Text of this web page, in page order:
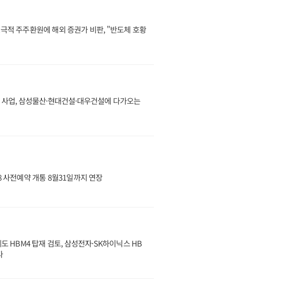
적 주주환원에 해외 증권가 비판, "반도체 호황
업, 삼성물산·현대건설·대우건설에 다가오는
전예약 개통 8월31일까지 연장
HBM4 탑재 검토, 삼성전자·SK하이닉스 HB